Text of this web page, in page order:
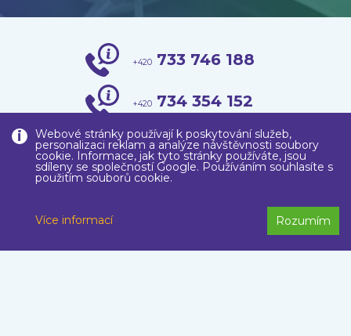
Webové stránky používají k poskytování služeb,
personalizaci reklam a analýze návštěvnosti soubory
cookie. Informace, jak tyto stránky používáte, jsou
sdíleny se společností Google. Používáním souhlasíte s
použitím souborů cookie.
Více informací Rozumím
+420 733 746 188
+420 734 354 152
info@zslesni.cz